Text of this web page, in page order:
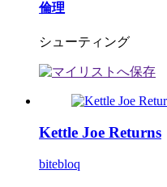
倫理
シューティング
Kettle Joe Returns
bitebloq